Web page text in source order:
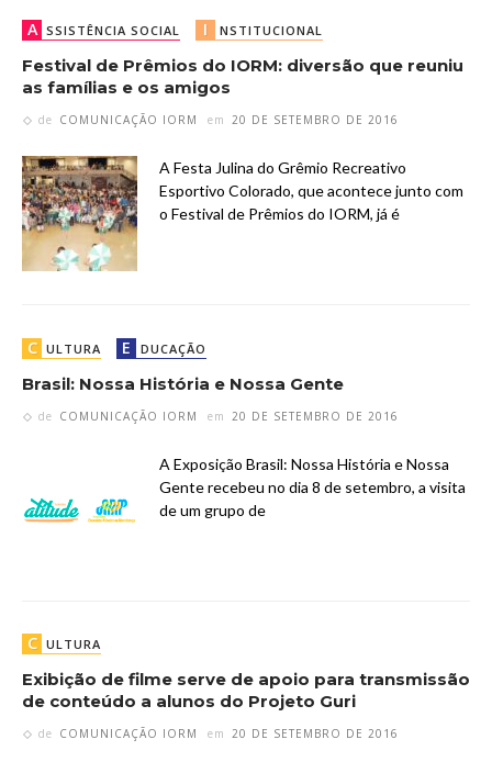
A SSISTÊNCIA SOCIAL I NSTITUCIONAL
Festival de Prêmios do IORM: diversão que reuniu
as famílias e os amigos
de COMUNICAÇÃO IORM em 20 DE SETEMBRO DE 2016
A Festa Julina do Grêmio Recreativo
Esportivo Colorado, que acontece junto com
o Festival de Prêmios do IORM, já é
C ULTURA E DUCAÇÃO
Brasil: Nossa História e Nossa Gente
de COMUNICAÇÃO IORM em 20 DE SETEMBRO DE 2016
A Exposição Brasil: Nossa História e Nossa
Gente recebeu no dia 8 de setembro, a visita
de um grupo de
C ULTURA
Exibição de filme serve de apoio para transmissão
de conteúdo a alunos do Projeto Guri
de COMUNICAÇÃO IORM em 20 DE SETEMBRO DE 2016